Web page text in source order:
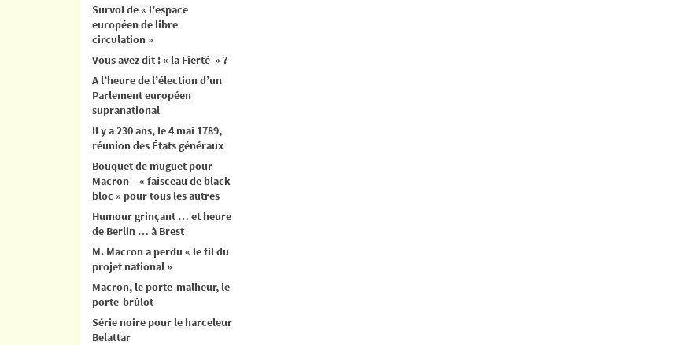
Survol de « l’espace
européen de libre
circulation »
Vous avez dit : « la Fierté » ?
A l’heure de l’élection d’un
Parlement européen
supranational
Il y a 230 ans, le 4 mai 1789,
réunion des États généraux
Bouquet de muguet pour
Macron – « faisceau de black
bloc » pour tous les autres
Humour grinçant … et heure
de Berlin … à Brest
M. Macron a perdu « le fil du
projet national »
Macron, le porte-malheur, le
porte-brûlot
Série noire pour le harceleur
Belattar